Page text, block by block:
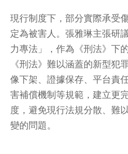
現行制度下，部分實際承受
定為被害人。張雅琳主張研
力專法」，作為《刑法》下
《刑法》難以涵蓋的新型犯
像下架、證據保存、平台責
害補償機制等規範，建立更
度，避免現行法規分散、難
變的問題。